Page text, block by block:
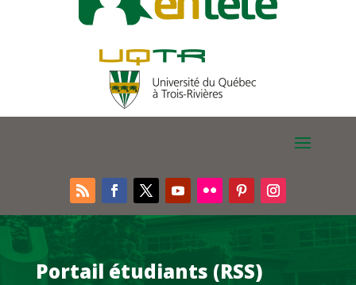
Portail étudiants (RSS)